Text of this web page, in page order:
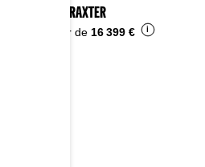
2023 TRAXTER
À partir de 16 399 € i